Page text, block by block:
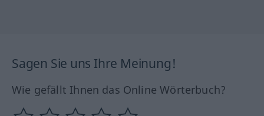
Sagen Sie uns Ihre Meinung!
Wie gefällt Ihnen das Online Wörterbuch?